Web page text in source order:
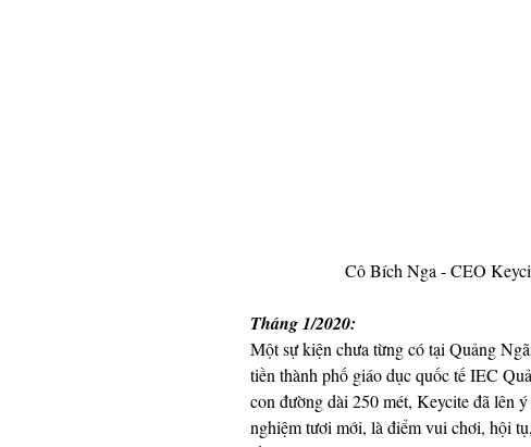
Cô Bích Nga - CEO
Tháng 1/2020:
Một sự kiện chưa từng có tại Quảng
tiền thành phố giáo dục quốc tế IEC
con đường dài 250 mét, Keycite đã lên
nghiệm tươi mới, là điểm vui chơi, hội